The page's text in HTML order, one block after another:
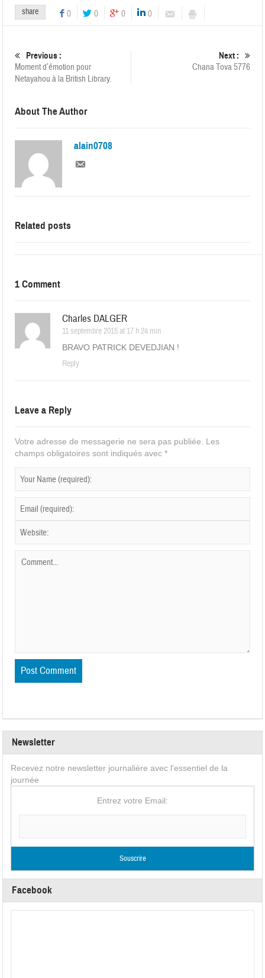
share 0 0 0 0
Previous :
Moment d’émotion pour
Netayahou à la British Library.
Next :
Chana Tova 5776
About The Author
alain0708
Related posts
1 Comment
Charles DALGER
11 septembre 2015 at 17 h 24 min
BRAVO PATRICK DEVEDJIAN !
Reply
Leave a Reply
Votre adresse de messagerie ne sera pas publiée.
Les
champs obligatoires sont indiqués avec*
Newsletter
Recevez notre newsletter journalière avec l'essentiel de la
journée
Entrez votre Email:
Facebook